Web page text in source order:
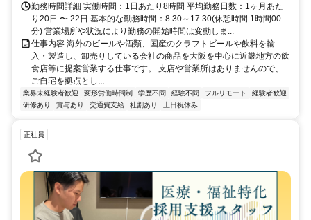
勤務時間詳細 実働時間：1日あたり8時間 平均勤務日数：1ヶ月あた
り20日 〜 22日 基本的な勤務時間：8:30～17:30(休憩時間 1時間00
分) 営業場所や状況により勤務の開始時間は変動しま...
仕事内容 海外のビールや酒類、国産のクラフトビールや飲料を輸
入・製造し、卸売りしている会社の商品を大阪を中心に近畿地方の飲
食店等に提案営業する仕事です。 支店や営業所はありませんので、
ご自宅を拠点とし...
業界未経験者歓迎 変形労働時間制 学歴不問 経験不問 フルリモート
経験者歓迎
研修あり
賞与あり 交通費支給 社割あり 土日祝休み
正社員